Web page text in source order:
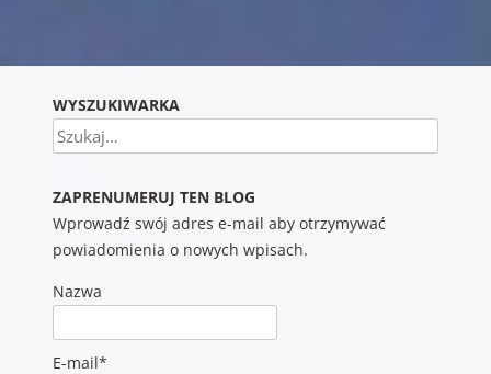
WYSZUKIWARKA
Szukaj
ZAPRENUMERUJ TEN BLOG
Wprowadź swój adres e-mail aby otrzymywać
powiadomienia o nowych wpisach.
Nazwa
E-mail*